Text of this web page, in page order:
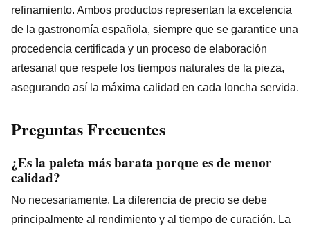
refinamiento. Ambos productos representan la excelencia
de la gastronomía española, siempre que se garantice una
procedencia certificada y un proceso de elaboración
artesanal que respete los tiempos naturales de la pieza,
asegurando así la máxima calidad en cada loncha servida.
Preguntas Frecuentes
¿Es la paleta más barata porque es de menor
calidad?
No necesariamente. La diferencia de precio se debe
principalmente al rendimiento y al tiempo de curación. La